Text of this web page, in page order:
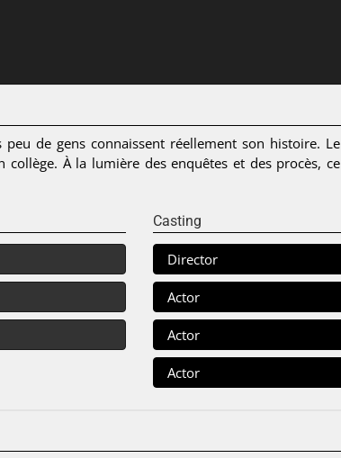
de gens connaissent réellement son histoire.
collège. À la lumière des enquêtes et des procès,
Casting
Director
Actor
Actor
Actor